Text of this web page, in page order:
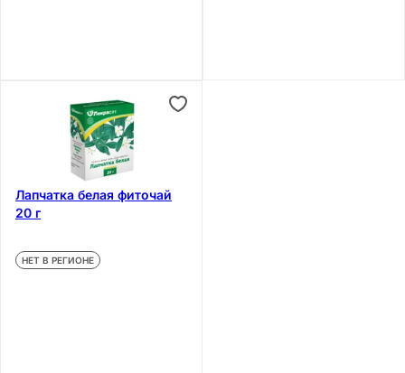
Лапчатка белая фиточай
20 г
НЕТ В РЕГИОНЕ